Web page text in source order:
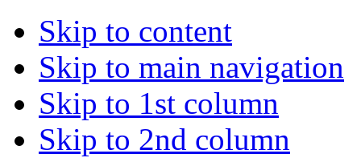
Skip to content
Skip to main navigation
Skip to 1st column
Skip to 2nd column